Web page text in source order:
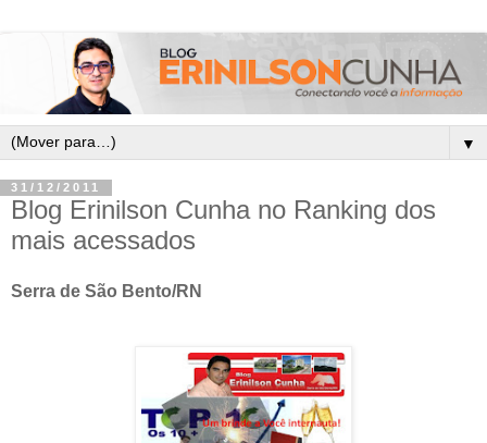
▼
31/12/2011
Blog Erinilson Cunha no Ranking dos
mais acessados
Serra de São Bento/RN